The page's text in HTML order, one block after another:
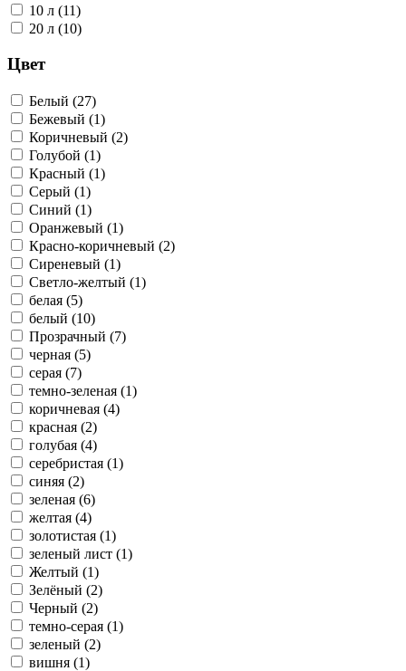
10 л (11)
20 л (10)
Цвет
Белый (27)
Бежевый (1)
Коричневый (2)
Голубой (1)
Красный (1)
Серый (1)
Синий (1)
Оранжевый (1)
Красно-коричневый (2)
Сиреневый (1)
Светло-желтый (1)
белая (5)
белый (10)
Прозрачный (7)
черная (5)
серая (7)
темно-зеленая (1)
коричневая (4)
красная (2)
голубая (4)
серебристая (1)
синяя (2)
зеленая (6)
желтая (4)
золотистая (1)
зеленый лист (1)
Желтый (1)
Зелёный (2)
Черный (2)
темно-серая (1)
зеленый (2)
вишня (1)